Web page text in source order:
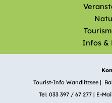
Infos &
Tourist-Info Wandlitzsee |
Tel: 033 397 / 67 277 | E-